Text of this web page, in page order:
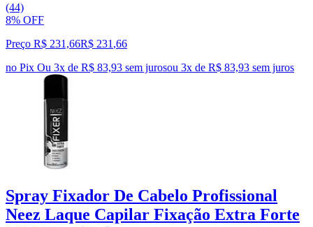
(44)
8% OFF
Preço R$ 231,66R$ 231 ,66
no Pix Ou 3x de R$ 83,93 sem jurosou 3x de R$ 83,93 sem juros
Spray Fixador De Cabelo Profissional
Neez Laque Capilar Fixação Extra Forte